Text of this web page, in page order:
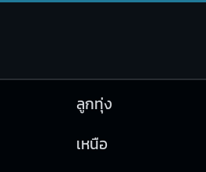
ลูกทุ่ง
เหนือ